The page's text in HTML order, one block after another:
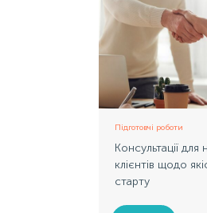
Підготовчі роботи
Консультації для
клієнтів щодо
старту